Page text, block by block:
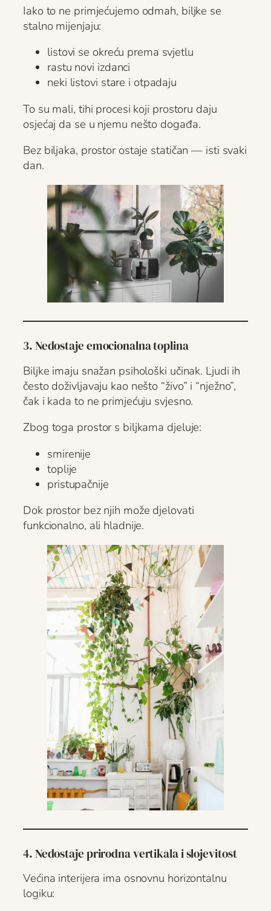
Iako to ne primjećujemo odmah, biljke se
stalno mijenjaju:
listovi se okreću prema svjetlu
rastu novi izdanci
neki listovi stare i otpadaju
To su mali, tihi procesi koji prostoru daju
osjećaj da se u njemu nešto događa.
Bez biljaka, prostor ostaje statičan — isti svaki
dan.
3. Nedostaje emocionalna toplina
Biljke imaju snažan psihološki učinak. Ljudi ih
često doživljavaju kao nešto “živo” i “nježno”,
čak i kada to ne primjećuju svjesno.
Zbog toga prostor s biljkama djeluje:
smirenije
toplije
pristupačnije
Dok prostor bez njih može djelovati
funkcionalno, ali hladnije.
4. Nedostaje prirodna vertikala i slojevitost
Većina interijera ima osnovnu horizontalnu
logiku: